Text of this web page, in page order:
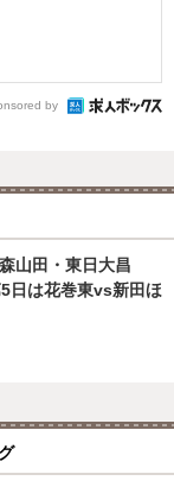
by
山田・東日大昌
日は花巻東vs新田ほ